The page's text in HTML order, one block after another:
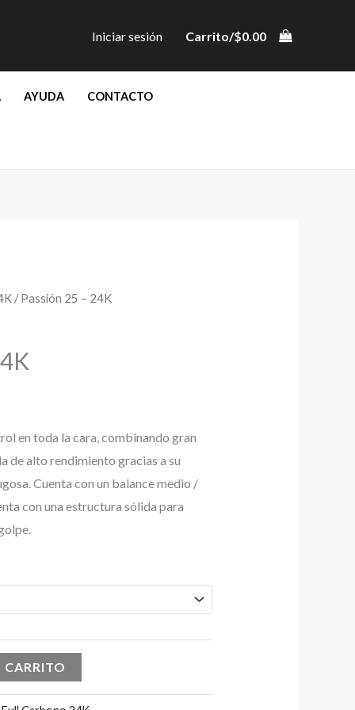
Iniciar sesión Carrito/$0.00
AYUDA CONTACTO
/ Passión 25 – 24K
en toda la cara, combinando gran
de alto rendimiento gracias a su
Cuenta con un balance medio /
con una estructura sólida para